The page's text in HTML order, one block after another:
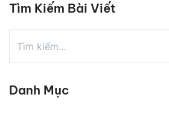
Tìm Kiếm Bài Viết
Danh Mục